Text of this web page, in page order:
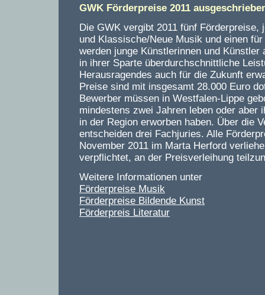
GWK Förderpreise 2011
Die GWK vergibt 2011 fünf Förderpreise,
und Klassische/Neue Musik und einen
werden junge Künstlerinnen und Künstler
in ihrer Sparte überdurchschnittliche
Herausragendes auch für die Zukunft
Preise sind mit insgesamt 28.000 Euro
Bewerber müssen in Westfalen-Lippe
mindestens zwei Jahren leben oder aber
in der Region erworben haben. Über die
entscheiden drei Fachjuries. Alle
November 2011 im Marta Herford
verpflichtet, an der Preisverleihung
Weitere Informationen unter
Förderpreise Musik
Förderpreise Bildende Kunst
Förderpreis Literatur